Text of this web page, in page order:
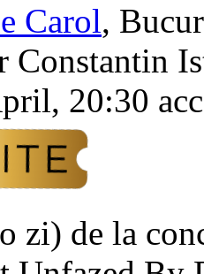
Carol,
Constantin
20:30
zi) de la